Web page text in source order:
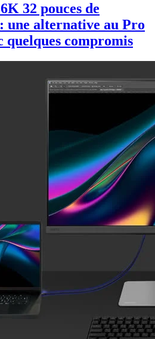
32 pouces de
une alternative au Pro
quelques compromis